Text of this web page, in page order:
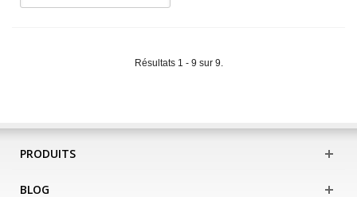
Résultats 1 - 9 sur 9.
PRODUITS
BLOG